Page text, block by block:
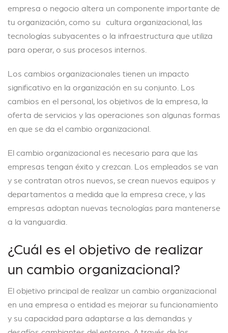
empresa o negocio altera un componente importante de
tu organización, como su cultura organizacional, las
tecnologías subyacentes o la infraestructura que utiliza
para operar, o sus procesos internos.
Los cambios organizacionales tienen un impacto
significativo en la organización en su conjunto. Los
cambios en el personal, los objetivos de la empresa, la
oferta de servicios y las operaciones son algunas formas
en que se da el cambio organizacional.
El cambio organizacional es necesario para que las
empresas tengan éxito y crezcan. Los empleados se van
y se contratan otros nuevos, se crean nuevos equipos y
departamentos a medida que la empresa crece, y las
empresas adoptan nuevas tecnologías para mantenerse
a la vanguardia.
¿Cuál es el objetivo de realizar
un cambio organizacional?
El objetivo principal de realizar un cambio organizacional
en una empresa o entidad es mejorar su funcionamiento
y su capacidad para adaptarse a las demandas y